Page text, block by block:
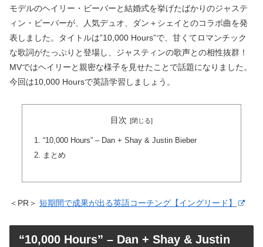
モデルのヘイリー・ビーバーと結婚式を挙げたばかりのジャステ
ィン・ビーバーが、人気デュオ、ダン＋シェイとのコラボ曲を発
表しました。タイトルは”10,000 Hours”で、甘くてロマンチック
な歌詞がたっぷりと登場し、ジャスティンの歌声との相性抜群！
MVではヘイリーと親密な様子を見せたことで話題になりました。
今回は10,000 Hoursで英語学習しましょう。
目次
“10,000 Hours” – Dan + Shay & Justin Bieber
まとめ
＜PR＞ 短期間で成果が出る英語コーチング【イングリード】
“10,000 Hours” – Dan + Shay & Justin